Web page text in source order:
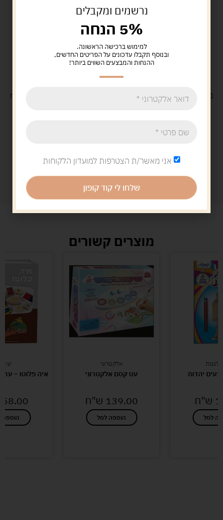
משלוח חינםבקנייה מעל 329 ש"ח
מוצרים קשורים
לגננת
יהדות
ש"ח
לסל
אלקטרוני
עט קסם אלקטרוני
139.00 ש"ח
הוספה לסל
איה פלוטו –
58.00
הוספה
נרשמים ומקבלים
5% הנחה
למימוש ברכישה הראשונה.
ובנוסף תקבלו עדכונים על הפריטים החדשים,
ההנחות והמבצעים השווים ביותר!
אני מאשר/ת הצטרפות למועדון הלקוחות
שלחו לי קוד קופון